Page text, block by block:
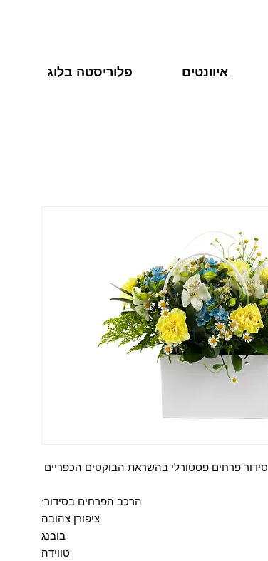
איוונטים פלוריסטה בלוג
סידור פרחים פסטורלי בהשראת הבוקטים הכפריים
הרכב הפרחים בסידור:
ציפורן צהובה
בובנג
טווידה